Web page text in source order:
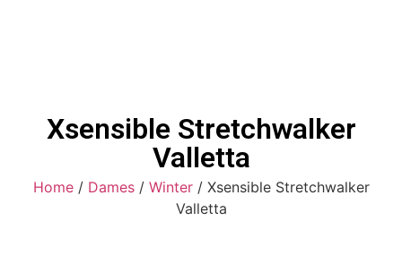
Xsensible Stretchwalker
Valletta
Home/ Dames/ Winter/ Xsensible Stretchwalker
Valletta